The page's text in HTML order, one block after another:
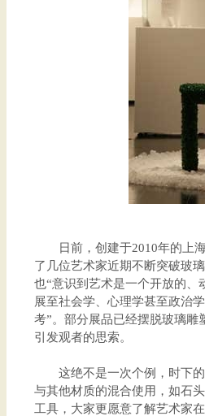
日前，创建于2010年的上海
了几位艺术家近期不断突破玻
也“意识到艺术是一个开放的
展至社会学、心理学甚至政治
考”。部分展品已经摆脱玻璃
引发观者的思索。
这绝不是一次个例，时下的
与其他材质的混合使用，如石
工具，大家更愿意了解艺术家